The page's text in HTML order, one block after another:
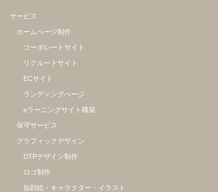
サービス
ホームぺージ制作
コーポレートサイト
リクルートサイト
ECサイト
ランディングぺージ
eラーニングサイト構築
保守サービス
グラフィックデザイン
DTPデザイン制作
ロゴ制作
似顔絵・キャラクター・イラスト